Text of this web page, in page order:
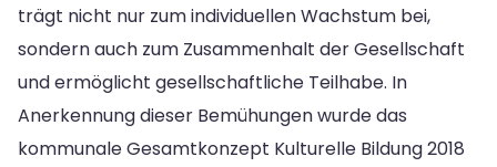
trägt nicht nur zum individuellen Wachstum bei,
sondern auch zum Zusammenhalt der Gesellschaft
und ermöglicht gesellschaftliche Teilhabe. In
Anerkennung dieser Bemühungen wurde das
kommunale Gesamtkonzept Kulturelle Bildung 2018